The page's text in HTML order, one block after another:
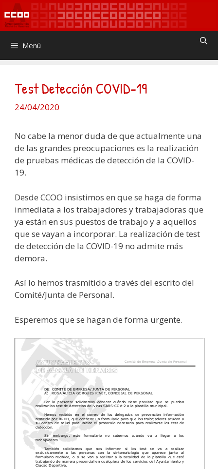
Saltar
al
contenido
Menú
Test Detección COVID-19
24/04/2020
No cabe la menor duda de que actualmente una
de las grandes preocupaciones es la realización
de pruebas médicas de detección de la COVID-
19.
Desde CCOO insistimos en que se haga de forma
inmediata a los trabajadores y trabajadoras que
ya están en sus puestos de trabajo y a aquellos
que se vayan a incorporar. La realización de test
de detección de la COVID-19 no admite más
demora.
Así lo hemos trasmitido a través del escrito del
Comité/Junta de Personal.
Esperemos que se hagan de forma urgente.